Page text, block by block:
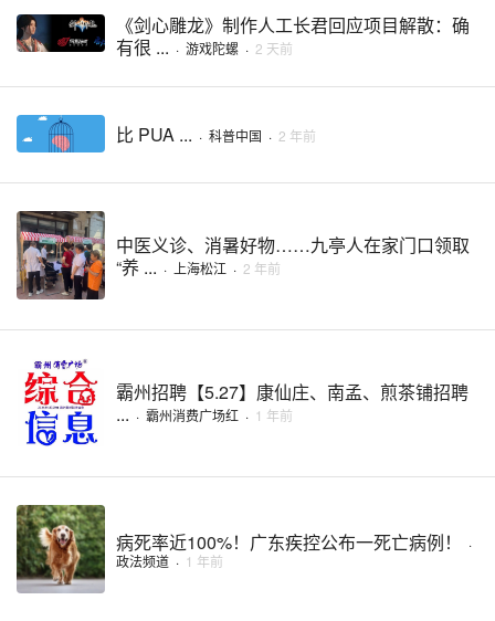
《剑心雕龙》制作人工长君回应项目解散：确
有很 ... · 游戏陀螺 · 2 天前
比 PUA ... · 科普中国 · 2 年前
中医义诊、消暑好物……九亭人在家门口领取
“养 ... · 上海松江 · 2 年前
霸州招聘【5.27】康仙庄、南孟、煎茶铺招聘
... · 霸州消费广场红 · 1 年前
病死率近100%！广东疾控公布一死亡病例！
·
政法频道 · 1 年前